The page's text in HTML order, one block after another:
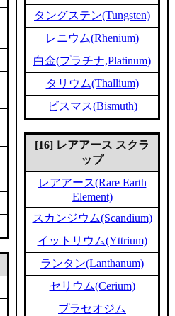
タングステン(Tungsten)
レニウム(Rhenium)
白金(プラチナ,Platinum)
タリウム(Thallium)
ビスマス(Bismuth)
[16] レアアース スクラ
ップ
レアアース(Rare Earth
Element)
スカンジウム(Scandium)
イットリウム(Yttrium)
ランタン(Lanthanum)
セリウム(Cerium)
プラセオジム